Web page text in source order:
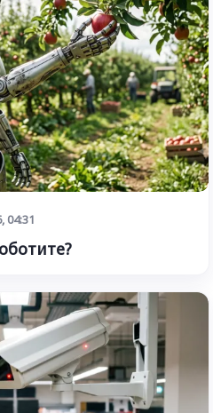
04:31